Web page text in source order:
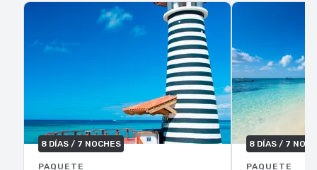
8 DÍAS / 7 NOCHES
PAQUETE
8 DÍAS / 7
PAQUETE